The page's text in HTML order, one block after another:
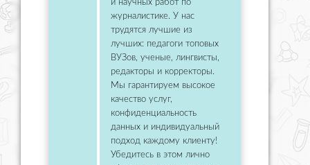
и научных работ по
журналистике. У нас
трудятся лучшие из
лучших: педагоги топовых
ВУЗов, ученые, лингвисты,
редакторы и корректоры.
Мы гарантируем высокое
качество услуг,
конфиденциальность
данных и индивидуальный
подход каждому клиенту!
Убедитесь в этом лично